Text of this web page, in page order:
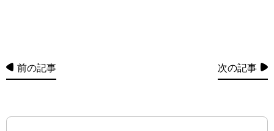
前の記事 次の記事